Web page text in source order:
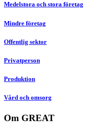
Medelstora och stora företag
Mindre företag
Offentlig sektor
Privatperson
Produktion
Vård och omsorg
Om GREAT